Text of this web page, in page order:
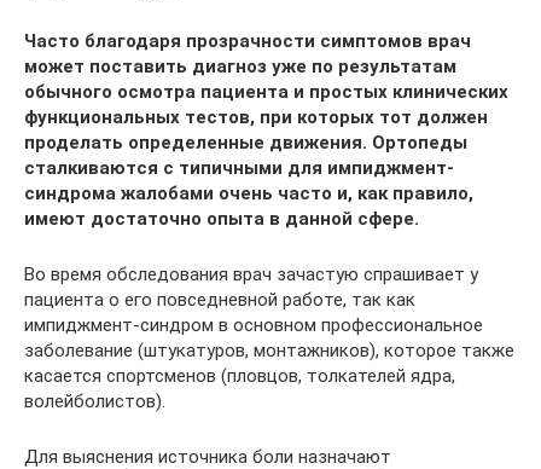
Часто благодаря прозрачности симптомов врач
может поставить диагноз уже по результатам
обычного осмотра пациента и простых клинических
функциональных тестов, при которых тот должен
проделать определенные движения. Ортопеды
сталкиваются с типичными для импиджмент-
синдрома жалобами очень часто и, как правило,
имеют достаточно опыта в данной сфере.
Во время обследования врач зачастую спрашивает у
пациента о его повседневной работе, так как
импиджмент-синдром в основном профессиональное
заболевание (штукатуров, монтажников), которое также
касается спортсменов (пловцов, толкателей ядра,
волейболистов).
Для выяснения источника боли назначают